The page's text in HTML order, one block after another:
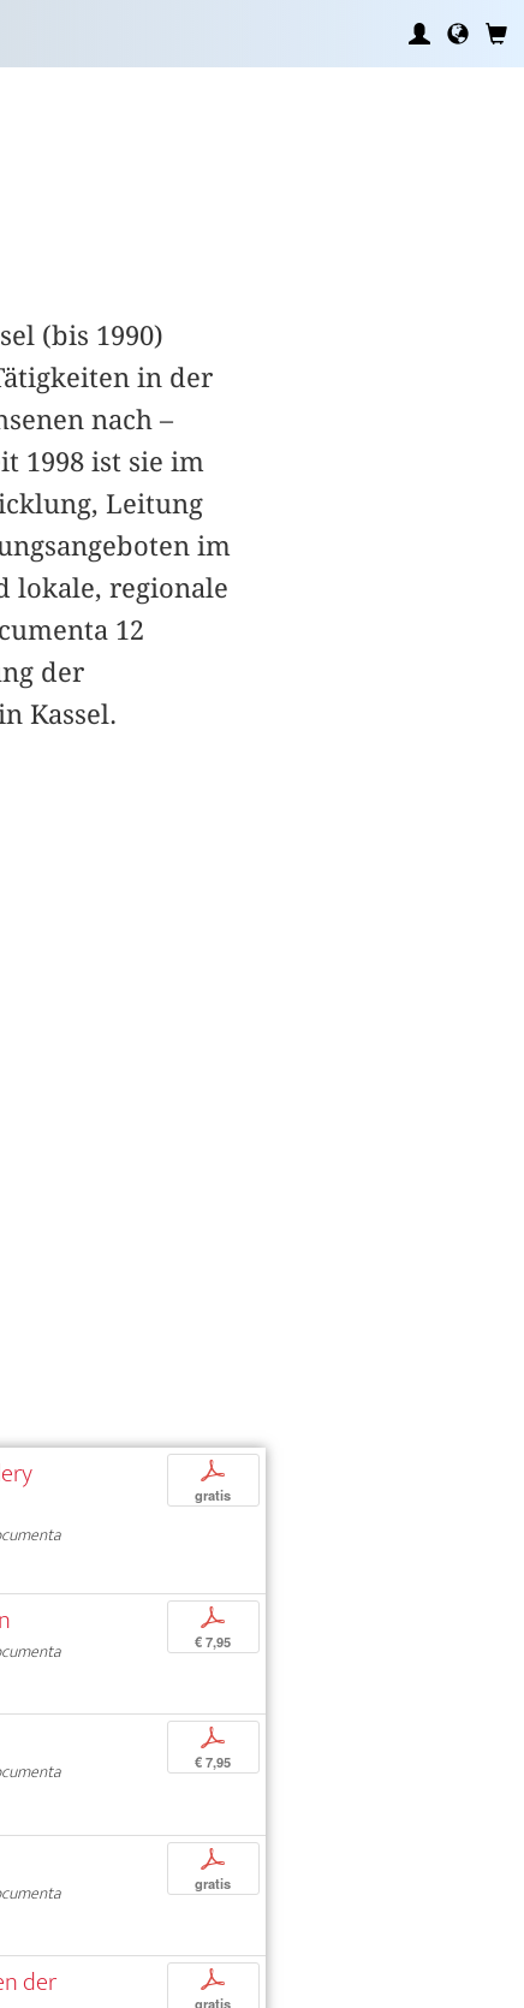
(bis 1990)
in der
nach –
1998 ist sie im
Leitung
im
lokale, regionale
12
der
Kassel.
p
gratis
p
€ 7,95
p
€ 7,95
p
gratis
der p
gratis